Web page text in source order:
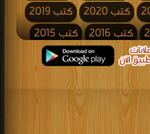
كتب 2020
كتب 2019
كتب 2016
كتب 2015
كتب 2012
كتب 2011
كتب 2008
كتب 2004
كتب 2003
كتب 2000